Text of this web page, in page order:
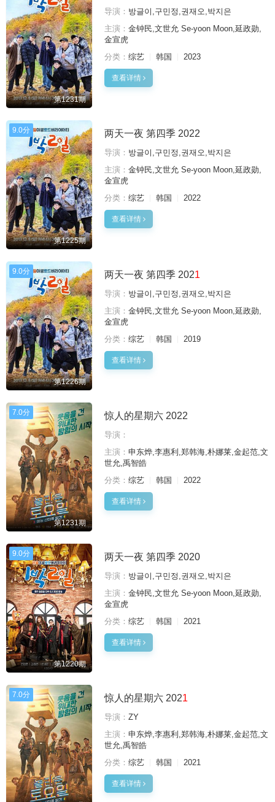
第1231期
导演： 방글이,구민정,권재오,박지은
主演： 金钟民,文世允 Se-yoon Moon,延政勋,
金宣虎
分类： 综艺 韩国 2023
查看详情
9.0分
第1225期
两天一夜 第四季 2022
导演： 방글이,구민정,권재오,박지은
主演： 金钟民,文世允 Se-yoon Moon,延政勋,
金宣虎
分类： 综艺 韩国 2022
查看详情
9.0分
第1226期
两天一夜 第四季 2021
导演： 방글이,구민정,권재오,박지은
主演： 金钟民,文世允 Se-yoon Moon,延政勋,
金宣虎
分类： 综艺 韩国 2019
查看详情
7.0分
第1231期
惊人的星期六 2022
导演：
主演： 申东烨,李惠利,郑韩海,朴娜莱,金起范,文
世允,禹智皓
分类： 综艺 韩国 2022
查看详情
9.0分
第1220期
两天一夜 第四季 2020
导演： 방글이,구민정,권재오,박지은
主演： 金钟民,文世允 Se-yoon Moon,延政勋,
金宣虎
分类： 综艺 韩国 2021
查看详情
7.0分 惊人的星期六 2021
导演： ZY
主演： 申东烨,李惠利,郑韩海,朴娜莱,金起范,文
世允,禹智皓
分类： 综艺 韩国 2021
查看详情